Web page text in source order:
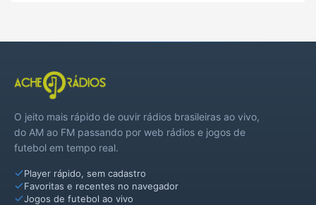
O jeito mais rápido de ouvir rádios brasileiras ao vivo,
do AM ao FM passando por web rádios e jogos de
futebol em tempo real.
Player rápido, sem cadastro
Favoritas e recentes no navegador
Jogos de futebol ao vivo